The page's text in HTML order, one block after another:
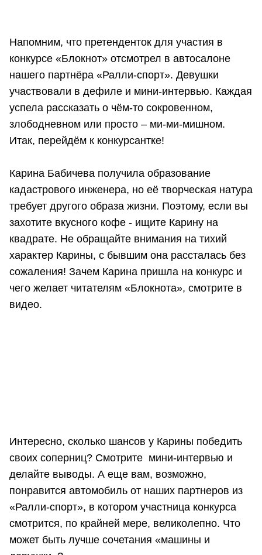
Напомним, что претенденток для участия в
конкурсе «Блокнот» отсмотрел в автосалоне
нашего партнёра «Ралли-спорт». Девушки
участвовали в дефиле и мини-интервью. Каждая
успела рассказать о чём-то сокровенном,
злободневном или просто – ми-ми-мишном.
Итак, перейдём к конкурсантке!
Карина Бабичева получила образование
кадастрового инженера, но её творческая натура
требует другого образа жизни. Поэтому, если вы
захотите вкусного кофе - ищите Карину на
квадрате. Не обращайте внимания на тихий
характер Карины, с бывшим она рассталась без
сожаления! Зачем Карина пришла на конкурс и
чего желает читателям «Блокнота», смотрите в
видео.
Интересно, сколько шансов у Карины победить
своих соперниц? Смотрите мини-интервью и
делайте выводы. А еще вам, возможно,
понравится автомобиль от наших партнеров из
«Ралли-спорт», в котором участница конкурса
смотрится, по крайней мере, великолепно. Что
может быть лучше сочетания «машины и